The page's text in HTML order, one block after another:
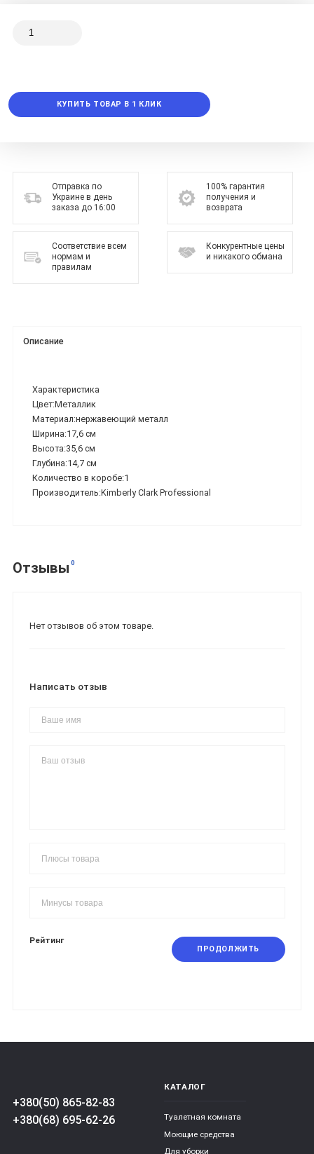
КУПИТЬ ТОВАР В 1 КЛИК
Отправка по
Украине в день
заказа до 16:00
Соответствие всем
нормам и
правилам
100% гарантия
получения и
возврата
Конкурентные цены
и никакого обмана
Описание
Характеристика
Цвет:Металлик
Материал:нержавеющий металл
Ширина:17,6 см
Высота:35,6 см
Глубина:14,7 см
Количество в коробе:1
Производитель:Kimberly Clark Professional
Отзывы 0
Нет отзывов об этом товаре.
Написать отзыв
Рейтинг
ПРОДОЛЖИТЬ
+380(50) 865-82-83
+380(68) 695-62-26
КАТАЛОГ
Туалетная комната
Моющие средства
Для уборки